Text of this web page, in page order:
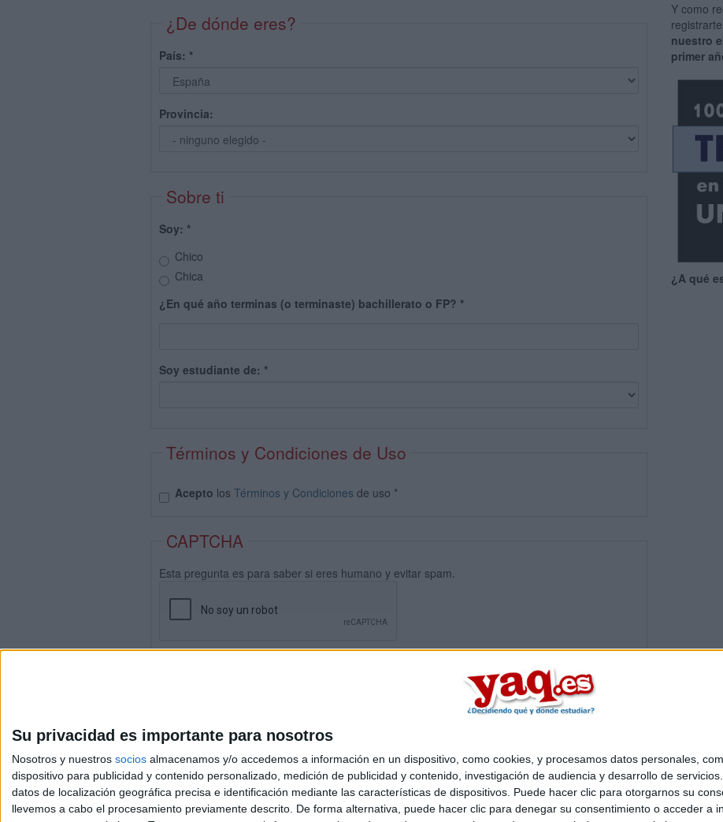
Su privacidad es importante para nosotros
Nosotros y nuestros socios almacenamos y/o accedemos a información en un dispositivo, como cookies, y procesamos datos personales,
dispositivo para publicidad y contenido personalizado, medición de publicidad y contenido, investigación de audiencia y desarrollo de servicios.
datos de localización geográfica precisa e identificación mediante las características de dispositivos. Puede hacer clic para otorgarnos su
llevemos a cabo el procesamiento previamente descrito. De forma alternativa, puede hacer clic para denegar su consentimiento o acceder a
¿De dónde eres?
País: *
Provincia:
Sobre ti
Soy: *
Chico
Chica
¿En qué año terminas (o terminaste) bachillerato o FP? *
Soy estudiante de: *
Términos y Condiciones de Uso
Acepto los Términos y Condiciones de uso *
CAPTCHA
Esta pregunta es para saber si eres humano y evitar spam.
Y como
nuestro
primer
¿A qué
Quiénes somos |Contactar| Anúnciate
Aviso legal|Politica de privacidad|Condiciones generales|Política de